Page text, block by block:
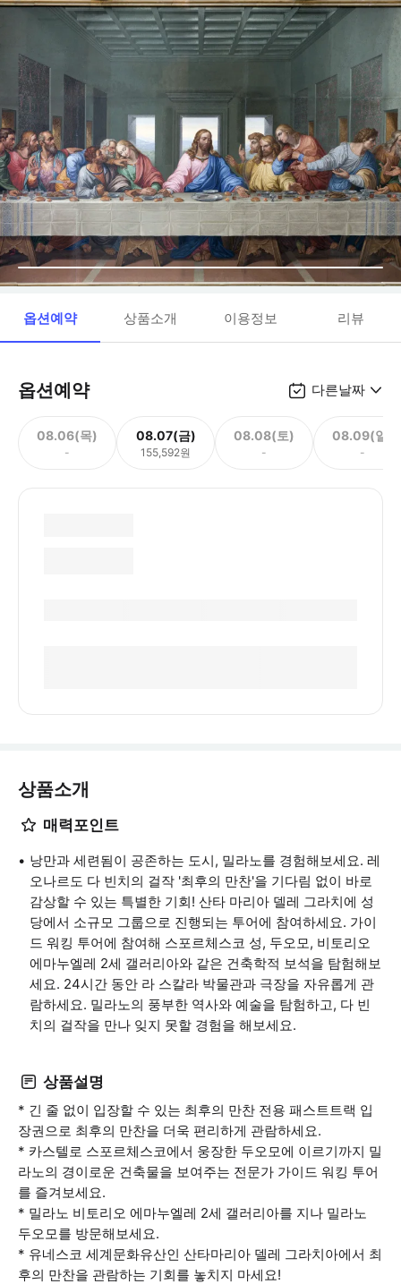
옵션예약 상품소개 이용정보 리뷰
옵션예약 다른날짜
08.06(목)
-
08.07(금)
155,592원
08.08(토)
-
08.09(일)
-
상품소개
매력포인트
낭만과 세련됨이 공존하는 도시, 밀라노를 경험해보세요. 레
오나르도 다 빈치의 걸작 '최후의 만찬'을 기다림 없이 바로
감상할 수 있는 특별한 기회! 산타 마리아 델레 그라치에 성
당에서 소규모 그룹으로 진행되는 투어에 참여하세요. 가이
드 워킹 투어에 참여해 스포르체스코 성, 두오모, 비토리오
에마누엘레 2세 갤러리아와 같은 건축학적 보석을 탐험해보
세요. 24시간 동안 라 스칼라 박물관과 극장을 자유롭게 관
람하세요. 밀라노의 풍부한 역사와 예술을 탐험하고, 다 빈
치의 걸작을 만나 잊지 못할 경험을 해보세요.
상품설명
* 긴 줄 없이 입장할 수 있는 최후의 만찬 전용 패스트트랙 입
장권으로 최후의 만찬을 더욱 편리하게 관람하세요.
* 카스텔로 스포르체스코에서 웅장한 두오모에 이르기까지 밀
라노의 경이로운 건축물을 보여주는 전문가 가이드 워킹 투어
를 즐겨보세요.
* 밀라노 비토리오 에마누엘레 2세 갤러리아를 지나 밀라노
두오모를 방문해보세요.
* 유네스코 세계문화유산인 산타마리아 델레 그라치아에서 최
후의 만찬을 관람하는 기회를 놓치지 마세요!